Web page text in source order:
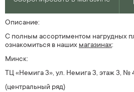
Описание:
С полным ассортиментом нагрудных
ознакомиться в наших магазинах:
Минск:
ТЦ «Немига 3», ул. Немига 3, этаж 3, №
(центральный ряд)